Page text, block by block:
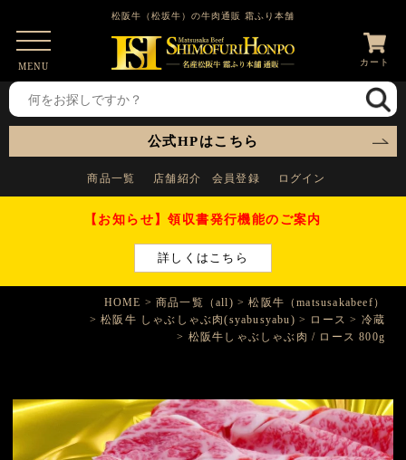
松阪牛（松坂牛）の牛肉通販 霜ふり本舗
カート
MENU
公式HPはこちら
商品一覧 店舗紹介 会員登録 ログイン
【お知らせ】領収書発行機能のご案内
詳しくはこちら
HOME 商品一覧（all)
松阪牛（matsusakabeef）
松阪牛 しゃぶしゃぶ肉(syabusyabu)
ロース
冷蔵
松阪牛しゃぶしゃぶ肉 / ロース 800g